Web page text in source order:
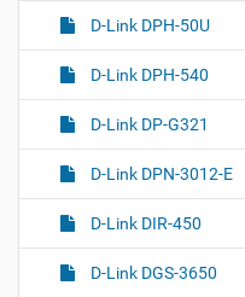
D-Link DPH-50U
D-Link DPH-540
D-Link DP-G321
D-Link DPN-3012-E
D-Link DIR-450
D-Link DGS-3650